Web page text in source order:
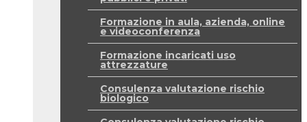
Formazione in aula, azienda, online
e videoconferenza
Formazione incaricati uso
attrezzature
Consulenza valutazione rischio
biologico